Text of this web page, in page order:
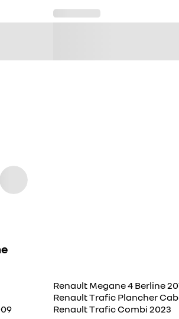
Renault Megane 4 Berline
Renault Trafic Plancher
Renault Trafic Combi 2023